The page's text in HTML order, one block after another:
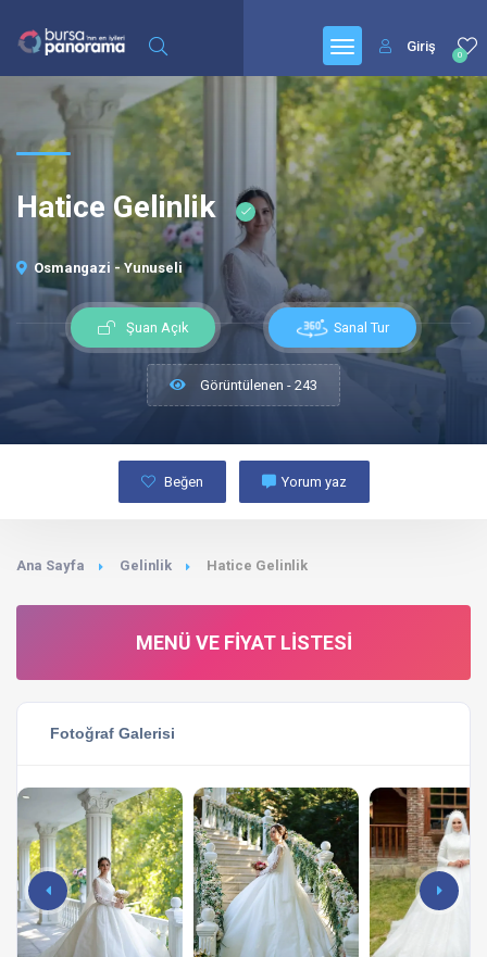
0
Giriş
Hatice Gelinlik
Osmangazi - Yunuseli
Şuan Açık Sanal Tur
Görüntülenen - 243
Beğen Yorum yaz
Ana Sayfa Gelinlik Hatice Gelinlik
MENÜ VE FIYAT LISTESI
Fotoğraf Galerisi